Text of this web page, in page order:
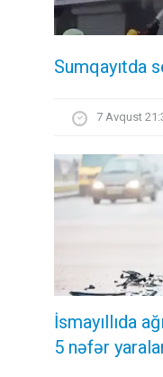
Sumqayıtda
7 Avqust
İsmayıllıda
5 nəfər